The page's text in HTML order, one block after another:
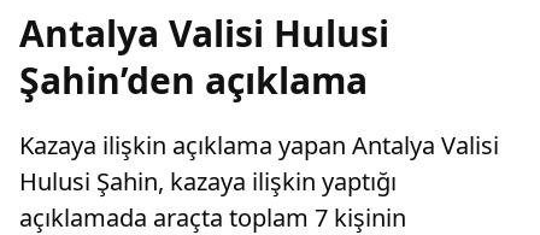
Antalya Valisi Hulusi
Şahin’den açıklama
Kazaya ilişkin açıklama yapan Antalya Valisi
Hulusi Şahin, kazaya ilişkin yaptığı
açıklamada araçta toplam 7 kişinin